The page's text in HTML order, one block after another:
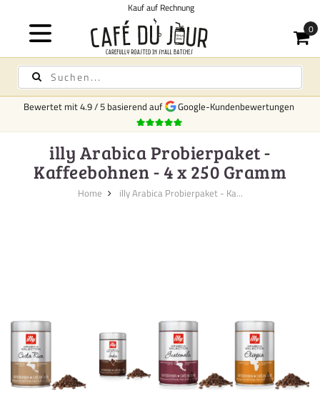
Kauf auf Rechnung
Bewertet mit4.9/5 basierend auf Google-Kundenbewertungen
illy Arabica Probierpaket -
Kaffeebohnen - 4 x 250 Gramm
Home illy Arabica Probierpaket - Ka...